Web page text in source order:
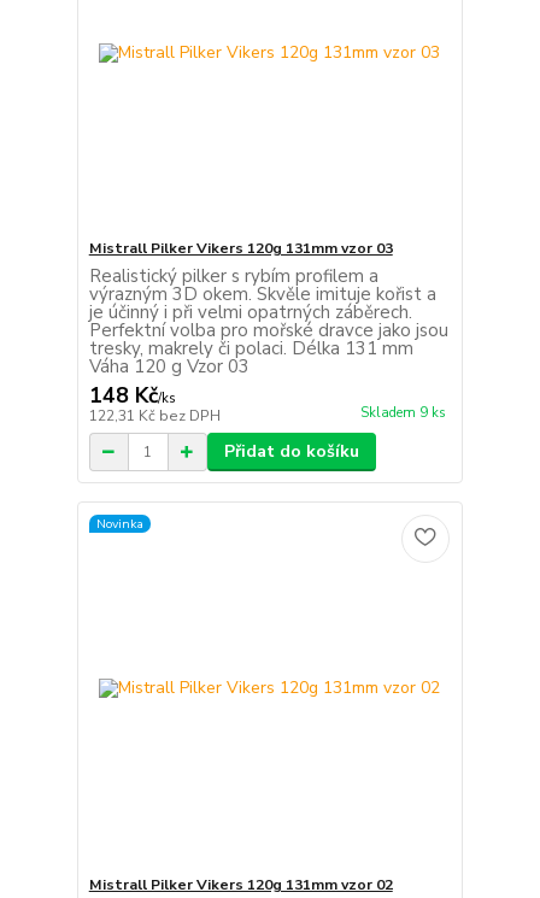
Mistrall Pilker Vikers 120g 131mm vzor 03
Realistický pilker s rybím profilem a
výrazným 3D okem. Skvěle imituje kořist a
je účinný i při velmi opatrných záběrech.
Perfektní volba pro mořské dravce jako jsou
tresky, makrely či polaci. Délka 131 mm
Váha 120 g Vzor 03
148 Kč/ks
122,31 Kč bez DPH Skladem 9 ks
Přidat do košíku
Novinka
Mistrall Pilker Vikers 120g 131mm vzor 02